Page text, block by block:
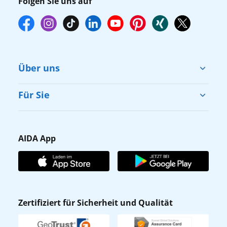
Über uns
Cruise & Help
Karriere
Affiliateprogramm
Verhaltens- & Ethikkodex
Newsletter
Für Sie
Gästefragebogen
AIDA Club
AIDA App
AIDA App
Zertifiziert für Sicherheit und Qualität